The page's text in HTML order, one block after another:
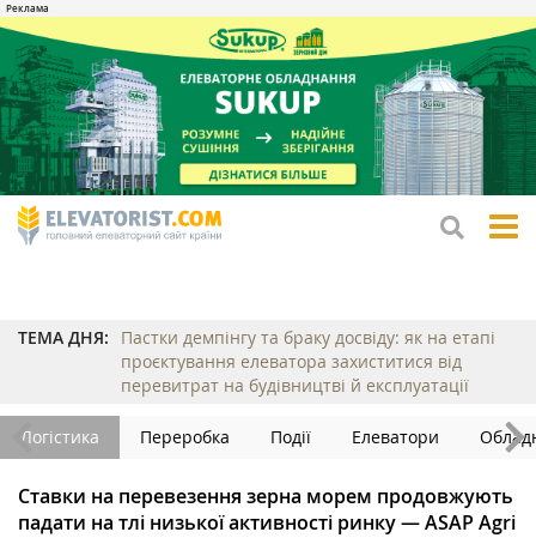
ТЕМА ДНЯ:
Пастки демпінгу та браку досвіду: як на етапі
проєктування елеватора захиститися від
перевитрат на будівництві й експлуатації
Логістика Переробка Події Елеватори
Ставки на перевезення зерна морем продовжують
падати на тлі низької активності ринку — ASAP Agri